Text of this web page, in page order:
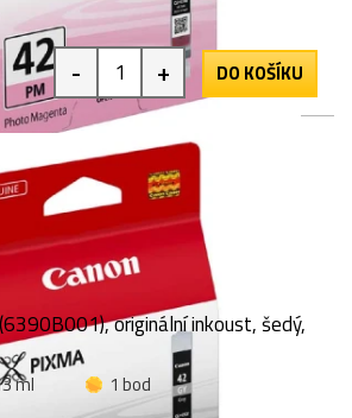
- + DO KOŠÍKU
originální inkoust, šedý,
ml
1 bod